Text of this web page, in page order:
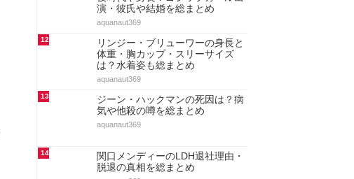
演・彼氏や結婚を総まとめ
aquanaut369
12
リンジー・ブリューワーの身長と
体重・胸カップ・スリーサイズ
は？水着姿も総まとめ
aquanaut369
13
ジーン・ハックマンの死因は？病
気や他殺の噂を総まとめ
aquanaut369
14
関口メンディーのLDH退社理由・
脱退の真相を総まとめ